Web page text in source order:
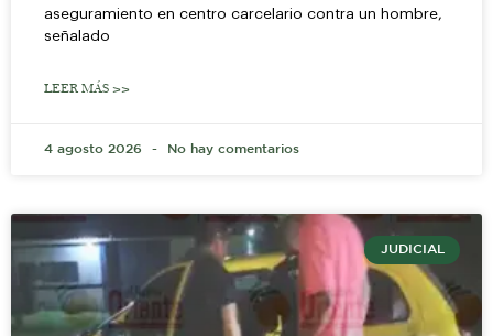
aseguramiento en centro carcelario contra un hombre,
señalado
LEER MÁS >>
4 agosto 2026 No hay comentarios
JUDICIAL